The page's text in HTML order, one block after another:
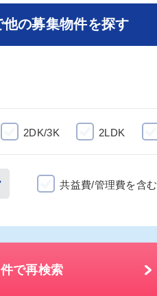
他の募集物件を探す
2DK/3K 2LDK
共益費/管理費を含む
で再検索